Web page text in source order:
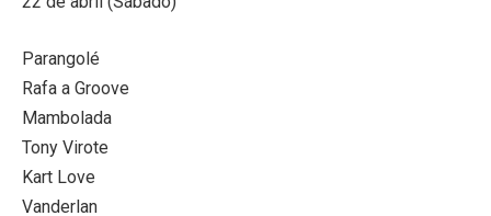
Parangolé
Rafa a Groove
Mambolada
Tony Virote
Kart Love
Vanderlan